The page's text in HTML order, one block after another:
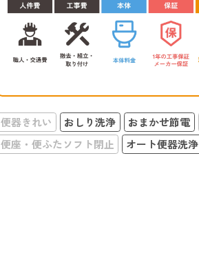
便器きれい おしり洗浄 おまかせ節電
便座・便ふたソフト閉止
オート便器洗浄